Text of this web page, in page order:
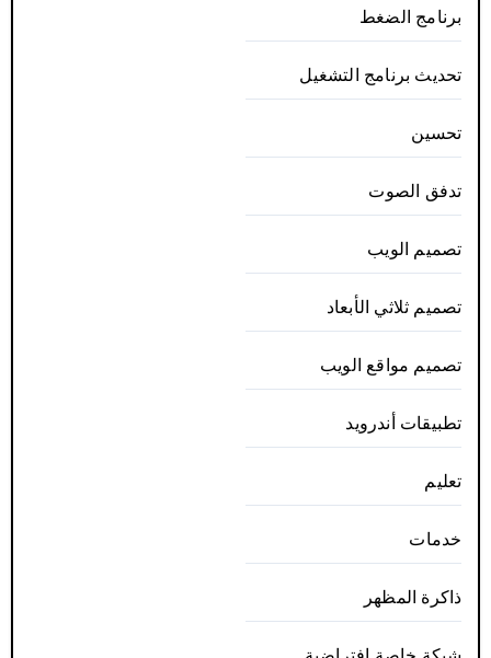
برنامج الضغط
تحديث برنامج التشغيل
تحسين
تدفق الصوت
تصميم الويب
تصميم ثلاثي الأبعاد
تصميم مواقع الويب
تطبيقات أندرويد
تعليم
خدمات
ذاكرة المظهر